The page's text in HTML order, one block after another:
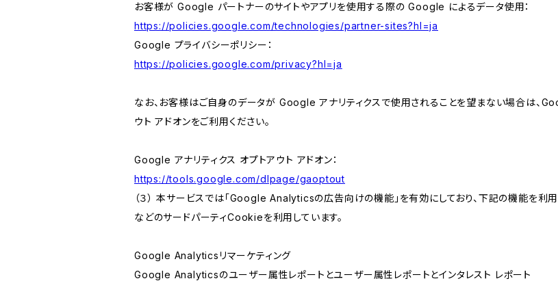
お客様が Google パートナーのサイトやアプリを使用する際の Google によるデータ使用：
https://policies.google.com/technologies/partner-sites?hl=ja
Google プライバシーポリシー：
https://policies.google.com/privacy?hl=ja
なお、お客様はご自身のデータが Google アナリティクスで使用されることを望まない場合は、
ウト アドオンをご利用ください。
Google アナリティクス オプトアウト アドオン：
https://tools.google.com/dlpage/gaoptout
（３） 本サービスでは「Google Analyticsの広告向けの機能」を有効にしており、下記の機能を
などのサードパーティCookieを利用しています。
Google Analyticsリマーケティング
Google Analyticsのユーザー属性レポートとユーザー属性レポートとインタレスト レポート